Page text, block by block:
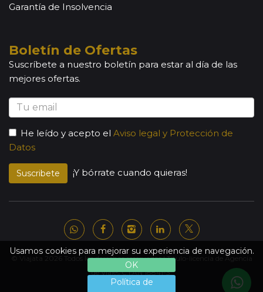
Usamos cookies para mejorar su experiencia de navegación.
OK
Política de
Garantía de Insolvencia
Boletín de Ofertas
Suscríbete a nuestro boletín para estar al día de las
mejores ofertas.
He leído y acepto el Aviso legal y Protección de
Datos
Suscribete ¡Y bórrate cuando quieras!
© Viajata 2026 Todos los derechos reservados | Título-licencia de Agencia
de Viajes C.I.AN 18841-3.